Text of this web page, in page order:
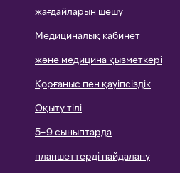
жағдайларын шешу
Медициналық кабинет
және медицина қызметкері
Қорғаныс пен қауіпсіздік
Оқыту тілі
5–9 сыныптарда
планшеттерді пайдалану